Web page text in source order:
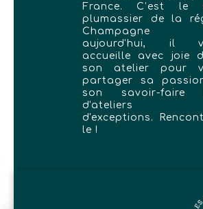
France. C’est le
plumassier de la
Champagne
aujourd'hui, il
accueille avec joie
son atelier pour
partager sa
son savoir-faire
d'ateliers
d'exceptions.
le !